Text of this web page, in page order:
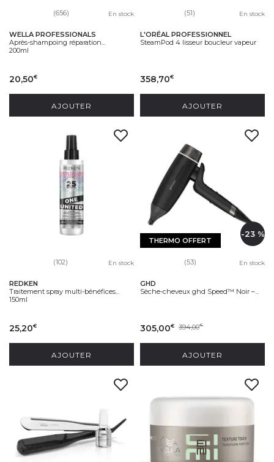
(656) En stock
WELLA PROFESSIONALS
Après-shampoing réparation...
200ml
20,50€
AJOUTER
(51) En stock
L'ORÉAL PROFESSIONNEL
SteamPod 4 lisseur boucleur vapeur
358,70€
AJOUTER
(102) En stock
REDKEN
Traitement spray multi-bénéfices...
150ml
25,20€
AJOUTER
THERMO OFFERT
-23 %
(53) En stock
GHD
Sèche-cheveux ghd Speed™ Noir –...
305,00€ 394,00€
AJOUTER